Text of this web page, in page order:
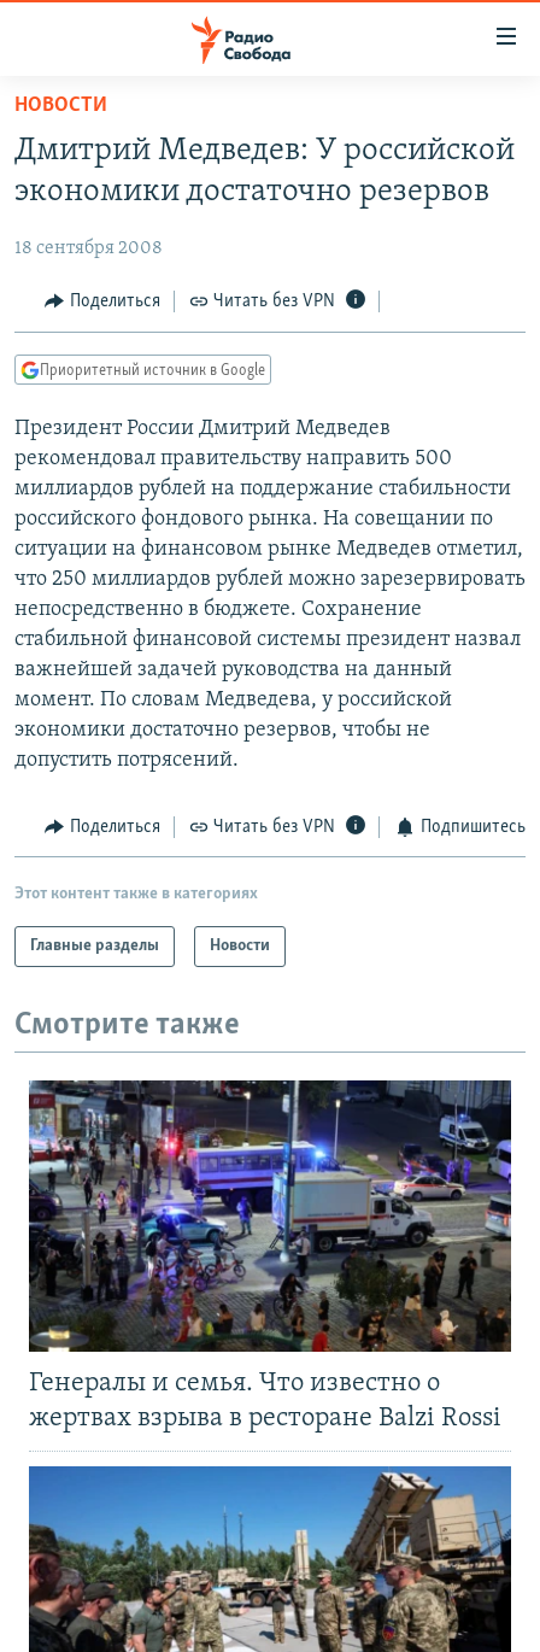
упрощенного
доступа
основному
Вернутся
главной
навигации
Вернутся
поиску
ПОДКАСТЫ
ЦИТАТЫ СВОБОДЫ
МНЕНИЯ
IDEL.РЕАЛИИ
КАВКАЗ.РЕАЛИИ
СЕВЕР.РЕАЛИИ
СИБИРЬ.РЕАЛИИ
РАСПИСАНИЕ ВЕЩАНИЯ
ПОДПИШИТЕСЬ НА РАССЫЛКУ
СОЦИАЛЬНЫЕ СЕТИ
Все сайты РСЕ/РС
НОВОСТИ
Дмитрий Медведев: У российской
экономики достаточно резервов
18 сентября 2008
Поделиться Читать без VPN
Приоритетный источник в Google
Президент России Дмитрий Медведев
рекомендовал правительству направить 500
миллиардов рублей на поддержание стабильности
российского фондового рынка. На совещании по
ситуации на финансовом рынке Медведев отметил,
что 250 миллиардов рублей можно зарезервировать
непосредственно в бюджете. Сохранение
стабильной финансовой системы президент назвал
важнейшей задачей руководства на данный
момент. По словам Медведева, у российской
экономики достаточно резервов, чтобы не
допустить потрясений.
Поделиться Читать без VPN Подпишитесь
Этот контент также в категориях
Главные разделы Новости
Смотрите также
Генералы и семья. Что известно о
жертвах взрыва в ресторане Balzi Rossi